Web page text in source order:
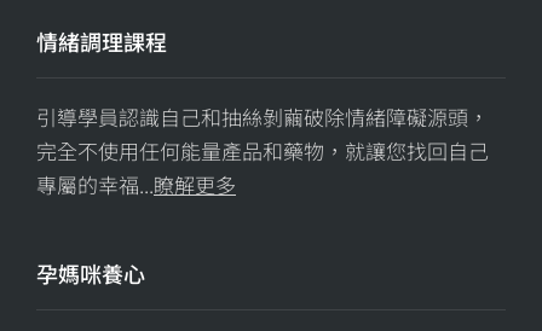
情緒調理課程
引導學員認識自己和抽絲剝繭破除情緒障礙源頭，
完全不使用任何能量產品和藥物，就讓您找回自己
專屬的幸福...瞭解更多
孕媽咪養心